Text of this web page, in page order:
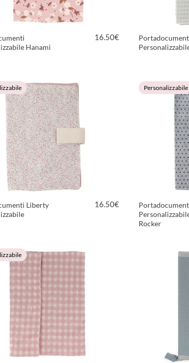
Hanami
16.50€
Liberty
16.50€
Personalizzabile
Rocker